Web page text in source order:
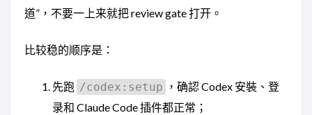
道”，不要一上来就把 review gate 打开。
比较稳的顺序是：
先跑 /codex:setup ，确認 Codex 安裝、登
录和 Claude Code 插件都正常；